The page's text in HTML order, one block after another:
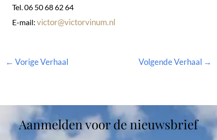
Tel. 06 50 68 62 64
E-mail: victor@victorvinum.nl
← Vorige Verhaal Volgende Verhaal →
Aanmelden voor de nieuwsbrief